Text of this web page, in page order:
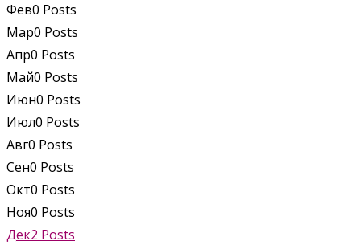
Фев0 Posts
Мар0 Posts
Апр0 Posts
Май0 Posts
Июн0 Posts
Июл0 Posts
Авг0 Posts
Сен0 Posts
Окт0 Posts
Ноя0 Posts
Дек2 Posts